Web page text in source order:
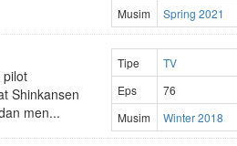
Musim
Spring 2021
pilot
Shinkansen
men...
Tipe
TV
Eps
76
Musim
Winter 2018